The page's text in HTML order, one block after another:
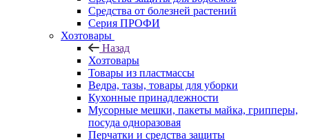
Средства от болезней растений
Серия ПРОФИ
Хозтовары
Назад
Хозтовары
Товары из пластмассы
Ведра, тазы, товары для уборки
Кухонные принадлежности
Мусорные мешки, пакеты майка, грипперы,
посуда одноразовая
Перчатки и средства защиты